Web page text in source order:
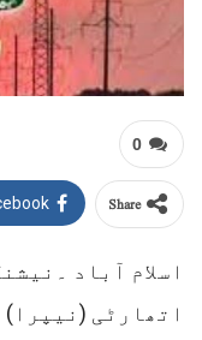
0
Share
اسلام آباد
اتھارٹی